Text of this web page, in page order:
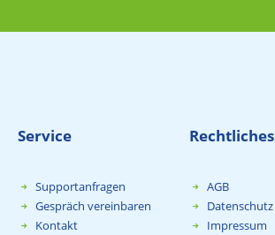
Service
Supportanfragen
Gespräch vereinbaren
Kontakt
Rechtliches
AGB
Datenschutz
Impressum